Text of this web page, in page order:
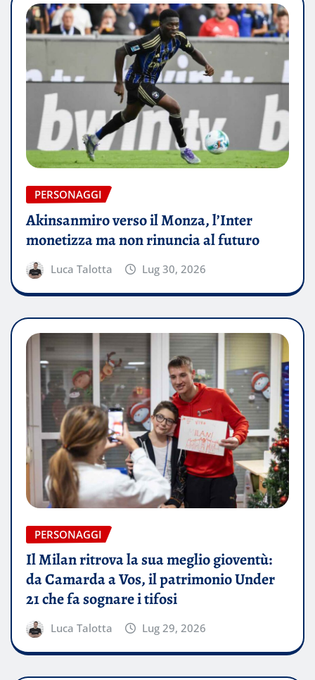
PERSONAGGI
Akinsanmiro verso il Monza, l’Inter
monetizza ma non rinuncia al futuro
Luca Talotta Lug 30, 2026
PERSONAGGI
Il Milan ritrova la sua meglio gioventù:
da Camarda a Vos, il patrimonio Under
21 che fa sognare i tifosi
Luca Talotta Lug 29, 2026